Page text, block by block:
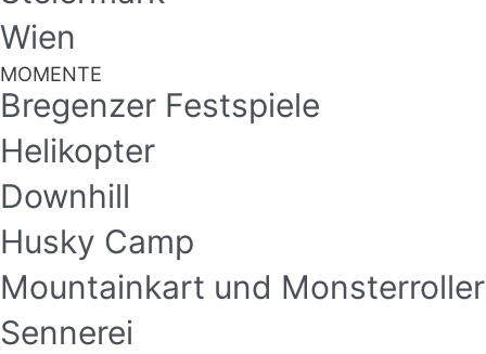
Wien
MOMENTE
Bregenzer Festspiele
Helikopter
Downhill
Husky Camp
Mountainkart und Monsterroller
Sennerei